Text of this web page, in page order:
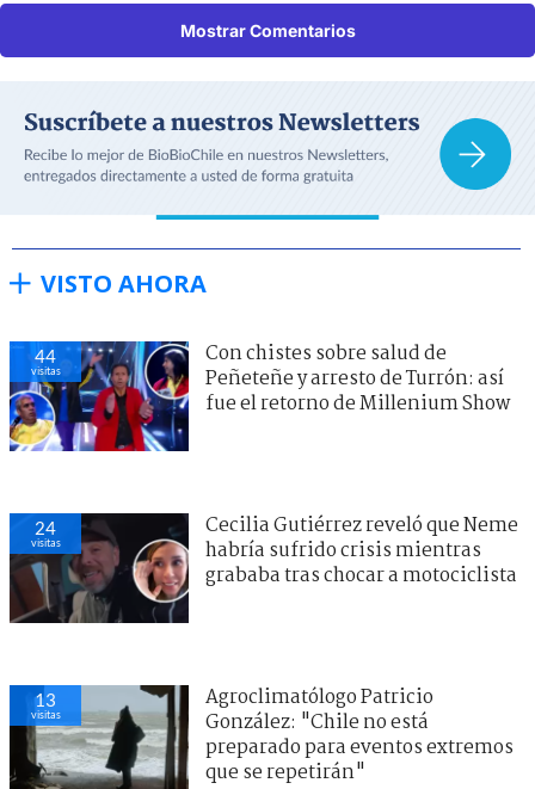
Mostrar Comentarios
VISTO AHORA
44
visitas
Con chistes sobre salud de
Peñeteñe y arresto de Turrón: así
fue el retorno de Millenium Show
24
visitas
Cecilia Gutiérrez reveló que Neme
habría sufrido crisis mientras
grababa tras chocar a motociclista
13
visitas
Agroclimatólogo Patricio
González: "Chile no está
preparado para eventos extremos
que se repetirán"